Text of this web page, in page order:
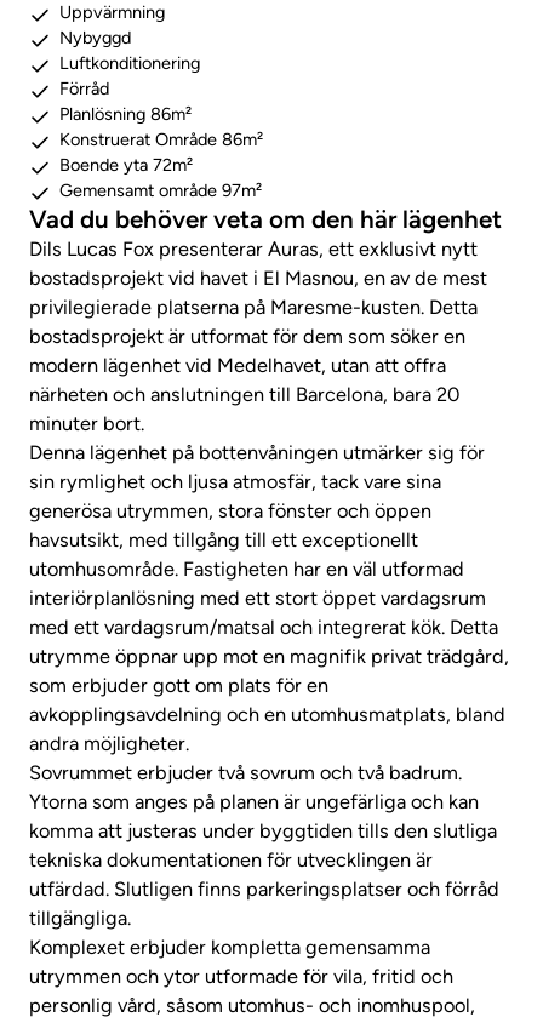
Uppvärmning
Nybyggd
Luftkonditionering
Förråd
Planlösning 86m²
Konstruerat Område 86m²
Boende yta 72m²
Gemensamt område 97m²
Vad du behöver veta om den här lägenhet
Dils Lucas Fox presenterar Auras, ett exklusivt nytt
bostadsprojekt vid havet i El Masnou, en av de mest
privilegierade platserna på Maresme-kusten. Detta
bostadsprojekt är utformat för dem som söker en
modern lägenhet vid Medelhavet, utan att offra
närheten och anslutningen till Barcelona, ​​bara 20
minuter bort.
Denna lägenhet på bottenvåningen utmärker sig för
sin rymlighet och ljusa atmosfär, tack vare sina
generösa utrymmen, stora fönster och öppen
havsutsikt, med tillgång till ett exceptionellt
utomhusområde. Fastigheten har en väl utformad
interiörplanlösning med ett stort öppet vardagsrum
med ett vardagsrum/matsal och integrerat kök. Detta
utrymme öppnar upp mot en magnifik privat trädgård,
som erbjuder gott om plats för en
avkopplingsavdelning och en utomhusmatplats, bland
andra möjligheter.
Sovrummet erbjuder två sovrum och två badrum.
Ytorna som anges på planen är ungefärliga och kan
komma att justeras under byggtiden tills den slutliga
tekniska dokumentationen för utvecklingen är
utfärdad. Slutligen finns parkeringsplatser och förråd
tillgängliga.
Komplexet erbjuder kompletta gemensamma
utrymmen och ytor utformade för vila, fritid och
personlig vård, såsom utomhus- och inomhuspool,